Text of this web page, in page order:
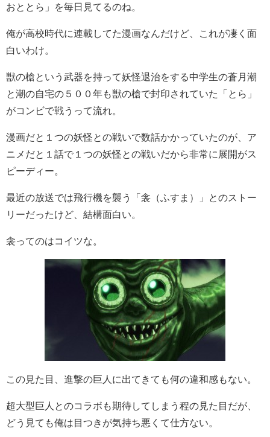
おととら」を毎日見てるのね。
俺が高校時代に連載してた漫画なんだけど、これが凄く面
白いわけ。
獣の槍という武器を持って妖怪退治をする中学生の蒼月潮
と潮の自宅の５００年も獣の槍で封印されていた「とら」
がコンビで戦うって流れ。
漫画だと１つの妖怪との戦いで数話かかっていたのが、ア
ニメだと１話で１つの妖怪との戦いだから非常に展開がス
ピーディー。
最近の放送では飛行機を襲う「衾（ふすま）」とのストー
リーだったけど、結構面白い。
衾ってのはコイツな。
この見た目、進撃の巨人に出てきても何の違和感もない。
超大型巨人とのコラボも期待してしまう程の見た目だが、
どう見ても俺は目つきが気持ち悪くて仕方ない。